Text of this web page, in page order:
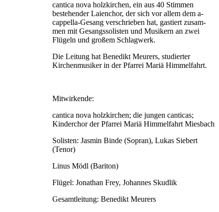
cantica nova holzkirchen, ein aus 40 Stimmen
bestehender Laienchor, der sich vor allem dem a-
cappella-Gesang verschrieben hat, gastiert zusam­
men mit Gesangssolisten und Musikern an zwei
Flügeln und großem Schlagwerk.
Die Leitung hat Benedikt Meurers, studierter
Kirchenmusiker in der Pfarrei Mariä Himmelfahrt.
Mitwirkende:
cantica nova holzkirchen; die jungen canticas;
Kinderchor der Pfarrei Mariä Himmelfahrt Miesbach
Solisten: Jasmin Binde (Sopran), Lukas Siebert
(Tenor)
Linus Mödl (Bariton)
Flügel: Jonathan Frey, Johannes Skudlik
Gesamtleitung: Benedikt Meurers